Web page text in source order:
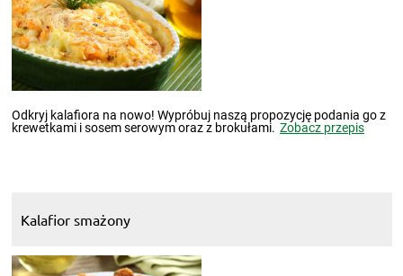
Odkryj kalafiora na nowo! Wypróbuj naszą propozycję podania go z
krewetkami i sosem serowym oraz z brokułami. Zobacz przepis
Kalafior smażony